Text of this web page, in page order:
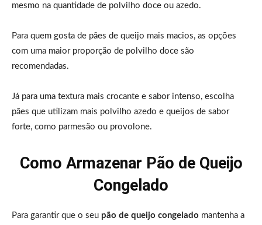
mesmo na quantidade de polvilho doce ou azedo.
Para quem gosta de pães de queijo mais macios, as opções
com uma maior proporção de polvilho doce são
recomendadas.
Já para uma textura mais crocante e sabor intenso, escolha
pães que utilizam mais polvilho azedo e queijos de sabor
forte, como parmesão ou provolone.
Como Armazenar Pão de Queijo
Congelado
Para garantir que o seu pão de queijo congelado mantenha a